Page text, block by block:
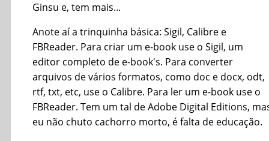
Ginsu e, tem mais...
Anote aí a trinquinha básica: Sigil, Calibre e
FBReader. Para criar um e-book use o Sigil, um
editor completo de e-book's. Para converter
arquivos de vários formatos, como doc e docx, odt,
rtf, txt, etc, use o Calibre. Para ler um e-book use o
FBReader. Tem um tal de Adobe Digital Editions,
eu não chuto cachorro morto, é falta de educação.